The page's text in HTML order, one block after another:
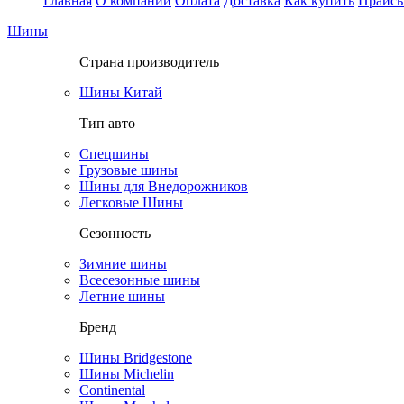
Шины
Страна производитель
Шины Китай
Тип авто
Спецшины
Грузовые шины
Шины для Внедорожников
Легковые Шины
Сезонность
Зимние шины
Всесезонные шины
Летние шины
Бренд
Шины Bridgestone
Шины Michelin
Continental